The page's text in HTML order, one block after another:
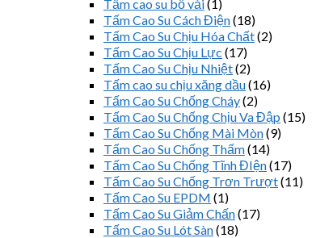
Tấm cao su bố vải(1)
Tấm Cao Su Cách Điện(18)
Tấm Cao Su Chịu Hóa Chất(2)
Tấm Cao Su Chịu Lực (17)
Tấm Cao Su Chịu Nhiệt(2)
Tấm cao su chịu xăng dầu(16)
Tấm Cao Su Chống Cháy(2)
Tấm Cao Su Chống Chịu Va Đập (15)
Tấm Cao Su Chống Mài Mòn(9)
Tấm Cao Su Chống Thấm(14)
Tấm Cao Su Chống Tĩnh ĐIện(17)
Tấm Cao Su Chống Trơn Trượt(11)
Tấm Cao Su EPDM (1)
Tấm Cao Su Giảm Chấn(17)
Tấm Cao Su Lót Sàn(18)